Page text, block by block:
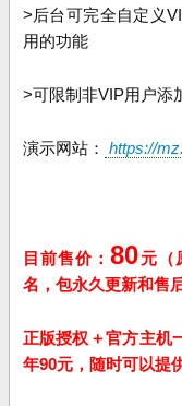
>后台可完全自定义
用的功能
>可限制非VIP用户添
演示网站： https://
目前售价：80元（
名，包永久更新和售
正版授权＋官方主机
年90元，随时可以提